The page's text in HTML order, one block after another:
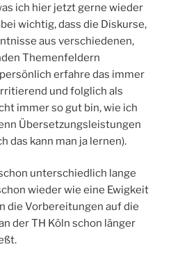
ich hier jetzt gerne wieder
wichtig, dass die Diskurse,
aus verschiedenen,
Themenfeldern
erfahre das immer
und folglich als
immer so gut bin, wie ich
Übersetzungsleistungen
das kann man ja lernen).
unterschiedlich lange
wieder wie eine Ewigkeit
die Vorbereitungen auf die
der TH Köln schon länger